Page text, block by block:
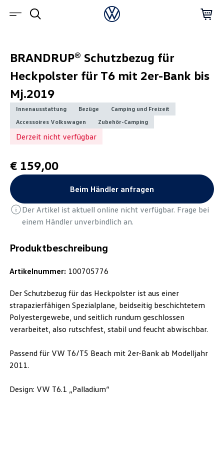
Produktbeschreibung
Artikelnummer: 100705776
Der Schutzbezug für das Heckpolster ist aus einer
strapazierfähigen Spezialplane, beidseitig beschichtetem
Polyestergewebe, und seitlich rundum geschlossen
verarbeitet, also rutschfest, stabil und feucht abwischbar.
Passend für VW T6/T5 Beach mit 2er-Bank ab Modelljahr
2011.
Design: VW T6.1 „Palladium“
BRANDRUP® Schutzbezug für
Heckpolster für T6 mit 2er-Bank bis
Mj.2019
Innenausstattung Bezüge
Camping und Freizeit
Accessoires Volkswagen
Zubehör-Camping
Derzeit nicht verfügbar
€ 159,00
Beim Händler anfragen
Der Artikel ist aktuell online nicht verfügbar. Frage bei
einem Händler unverbindlich an.